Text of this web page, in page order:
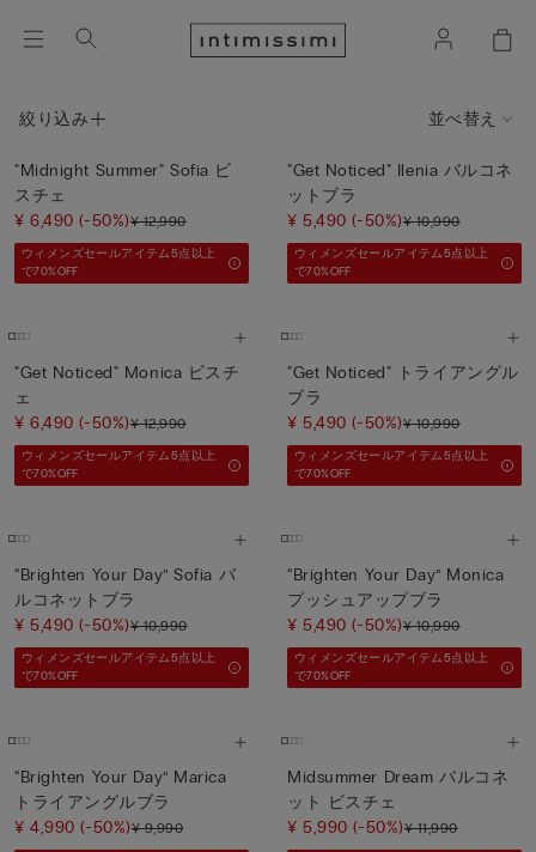
絞り込み 並べ替え
"Midnight Summer" Sofia ビ
スチェ
¥ 6,490(-50%)¥ 12,990
ウィメンズセールアイテム5点以上
で70%OFF
"Get Noticed" Ilenia バルコネ
ットブラ
¥ 5,490(-50%)¥ 10,990
ウィメンズセールアイテム5点以上
で70%OFF
"Get Noticed" Monica ビスチ
ェ
¥ 6,490(-50%)¥ 12,990
ウィメンズセールアイテム5点以上
で70%OFF
"Get Noticed" トライアングル
ブラ
¥ 5,490(-50%)¥ 10,990
ウィメンズセールアイテム5点以上
で70%OFF
“Brighten Your Day” Sofia バ
ルコネットブラ
¥ 5,490(-50%)¥ 10,990
ウィメンズセールアイテム5点以上
で70%OFF
“Brighten Your Day” Monica
プッシュアップブラ
¥ 5,490(-50%)¥ 10,990
ウィメンズセールアイテム5点以上
で70%OFF
“Brighten Your Day” Marica
トライアングルブラ
¥ 4,990(-50%)¥ 9,990
Midsummer Dream バルコネ
ット ビスチェ
¥ 5,990(-50%)¥ 11,990